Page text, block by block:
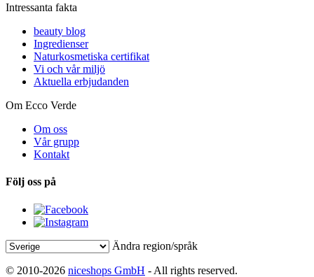
Intressanta fakta
beauty blog
Ingredienser
Naturkosmetiska certifikat
Vi och vår miljö
Aktuella erbjudanden
Om Ecco Verde
Om oss
Vår grupp
Kontakt
Följ oss på
Ändra region/språk
© 2010-2026 niceshops GmbH - All rights reserved.